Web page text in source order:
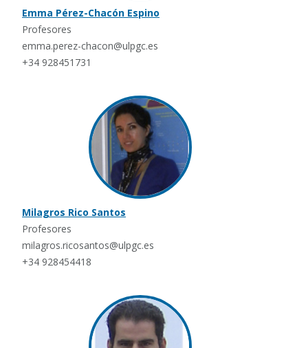
Emma Pérez-Chacón Espino
Profesores
emma.perez-chacon@ulpgc.es
+34 928451731
Milagros Rico Santos
Profesores
milagros.ricosantos@ulpgc.es
+34 928454418